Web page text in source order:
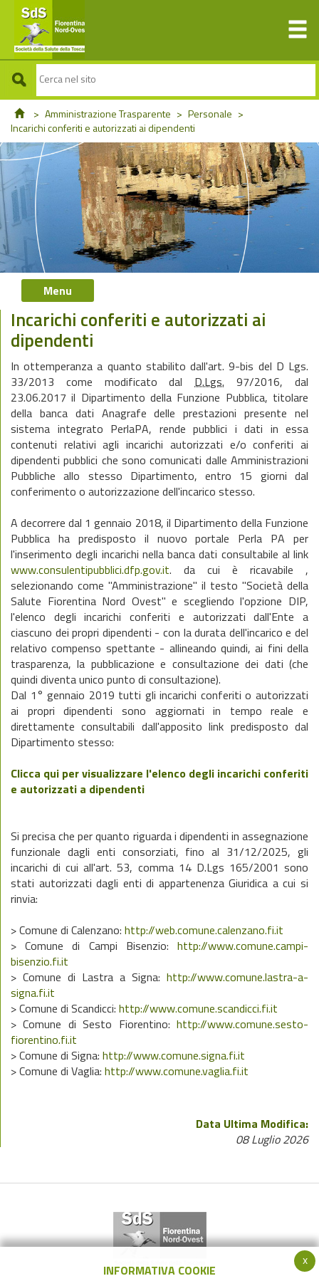
> Amministrazione Trasparente > Personale >
Incarichi conferiti e autorizzati ai dipendenti
Menu
Incarichi conferiti e autorizzati ai
dipendenti
In ottemperanza a quanto stabilito dall'art. 9-bis del D Lgs.
33/2013 come modificato dalD.Lgs. 97/2016, dal
23.06.2017 il Dipartimento della Funzione Pubblica, titolare
della banca dati Anagrafe delle prestazioni presente nel
sistema integrato PerlaPA, rende pubblici i dati in essa
contenuti relativi agli incarichi autorizzati e/o conferiti ai
dipendenti pubblici che sono comunicati dalle Amministrazioni
Pubbliche allo stesso Dipartimento, entro 15 giorni dal
conferimento o autorizzazione dell'incarico stesso.
A decorrere dal 1 gennaio 2018, il Dipartimento della Funzione
Pubblica ha predisposto il nuovo portale Perla PA per
l'inserimento degli incarichi nella banca dati consultabile al link
www.consulentipubblici.dfp.gov.it. da cui è ricavabile ,
selezionando come "Amministrazione" il testo "Società della
Salute Fiorentina Nord Ovest" e scegliendo l'opzione DIP,
l'elenco degli incarichi conferiti e autorizzati dall'Ente a
ciascuno dei propri dipendenti - con la durata dell'incarico e del
relativo compenso spettante - allineando quindi, ai fini della
trasparenza, la pubblicazione e consultazione dei dati (che
quindi diventa unico punto di consultazione).
Dal 1° gennaio 2019 tutti gli incarichi conferiti o autorizzati
ai propri dipendenti sono aggiornati in tempo reale e
direttamente consultabili dall'apposito link predisposto dal
Dipartimento stesso:
Clicca qui per visualizzare l'elenco degli incarichi conferiti
e autorizzati a dipendenti
Si precisa che per quanto riguarda i dipendenti in assegnazione
funzionale dagli enti consorziati, fino al 31/12/2025, gli
incarichi di cui all'art. 53, comma 14 D.Lgs 165/2001 sono
stati autorizzati dagli enti di appartenenza Giuridica a cui si
rinvia:
> Comune di Calenzano: http://web.comune.calenzano.fi.it
> Comune di Campi Bisenzio: http://www.comune.campi-
bisenzio.fi.it
> Comune di Lastra a Signa: http://www.comune.lastra-a-
signa.fi.it
> Comune di Scandicci: http://www.comune.scandicci.fi.it
> Comune di Sesto Fiorentino: http://www.comune.sesto-
fiorentino.fi.it
> Comune di Signa: http://www.comune.signa.fi.it
> Comune di Vaglia: http://www.comune.vaglia.fi.it
Data Ultima Modifica:
08 Luglio 2026
x
INFORMATIVA COOKIE